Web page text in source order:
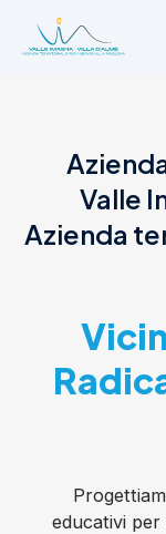
L'Ambito
Cosa facciamo
News
Amministrazione
Valle
Azienda
educativi per